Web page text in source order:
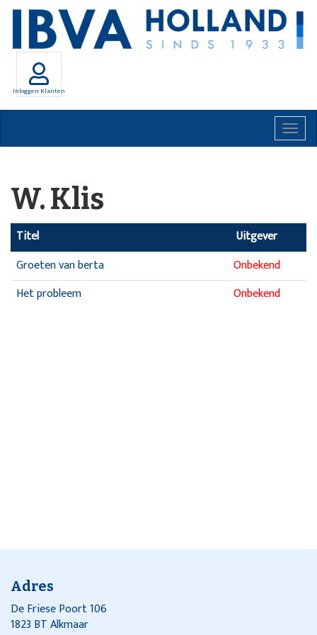
Inloggen Klanten
W. Klis
Titel
Uitgever
Groeten van berta
Onbekend
Het probleem
Onbekend
Adres
De Friese Poort 106
1823 BT Alkmaar